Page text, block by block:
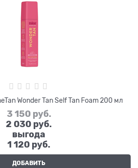
Wonder Tan Self Tan Foam 200 мл
3 150 руб.
2 030 руб.
выгода
1 120 руб.
ДОБАВИТЬ